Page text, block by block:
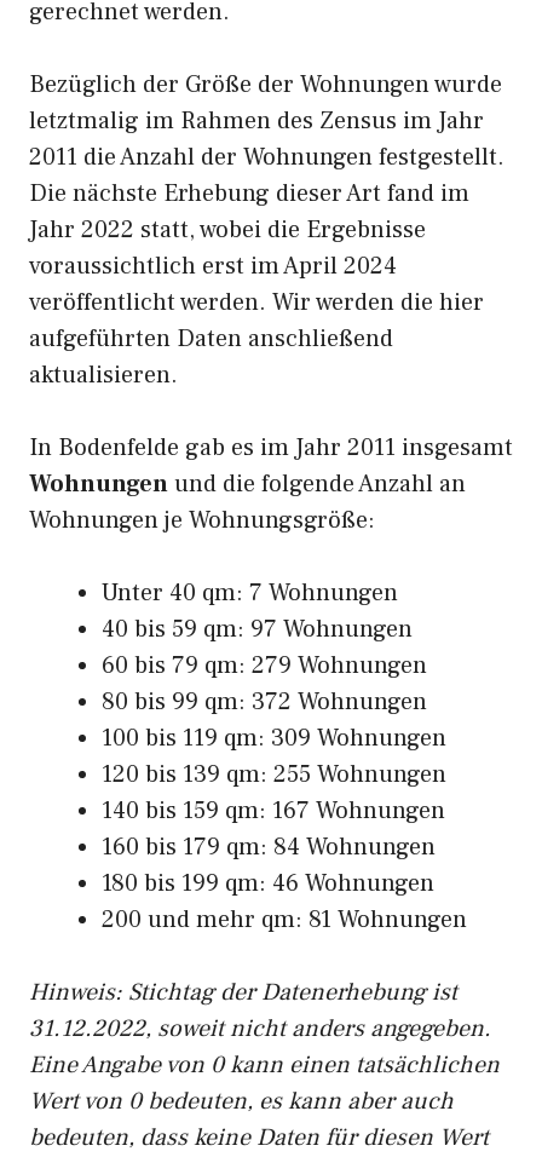
gerechnet werden.
Bezüglich der Größe der Wohnungen wurde
letztmalig im Rahmen des Zensus im Jahr
2011 die Anzahl der Wohnungen festgestellt.
Die nächste Erhebung dieser Art fand im
Jahr 2022 statt, wobei die Ergebnisse
voraussichtlich erst im April 2024
veröffentlicht werden. Wir werden die hier
aufgeführten Daten anschließend
aktualisieren.
In Bodenfelde gab es im Jahr 2011 insgesamt
Wohnungenund die folgende Anzahl an
Wohnungen je Wohnungsgröße:
Unter 40 qm: 7 Wohnungen
40 bis 59 qm: 97 Wohnungen
60 bis 79 qm: 279 Wohnungen
80 bis 99 qm: 372 Wohnungen
100 bis 119 qm: 309 Wohnungen
120 bis 139 qm: 255 Wohnungen
140 bis 159 qm: 167 Wohnungen
160 bis 179 qm: 84 Wohnungen
180 bis 199 qm: 46 Wohnungen
200 und mehr qm: 81 Wohnungen
Hinweis: Stichtag der Datenerhebung ist
31.12.2022, soweit nicht anders angegeben.
Eine Angabe von 0 kann einen tatsächlichen
Wert von 0 bedeuten, es kann aber auch
bedeuten, dass keine Daten für diesen Wert